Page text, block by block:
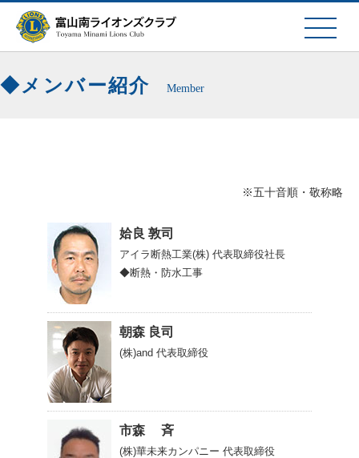
メンバー紹介 Member
※五十音順・敬称略
姶良 敦司
アイラ断熱工業(株) 代表取締役社長
◆断熱・防水工事
朝森 良司
(株)and 代表取締役
市森 斉
(株)華未来カンパニー 代表取締役